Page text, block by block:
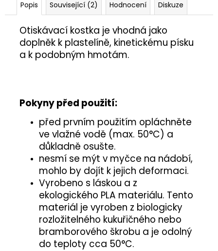
Popis Související (2) Hodnocení Diskuze
Otiskávací kostka je vhodná jako
doplněk k plastelíně, kinetickému písku
a k podobným hmotám.
Pokyny před použití:
před prvním použitím opláchněte
ve vlažné vodě (max. 50°C) a
důkladně osušte.
nesmí se mýt v myčce na nádobí,
mohlo by dojít k jejich deformaci.
Vyrobeno s láskou a z
ekologického PLA materiálu. Tento
materiál je vyroben z biologicky
rozložitelného kukuřičného nebo
bramborového škrobu a je odolný
do teploty cca 50°C.
MISKA
RYBIČKAMI